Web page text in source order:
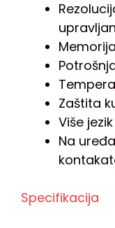
Zaštita
Više jezik
Na
Specifikacija